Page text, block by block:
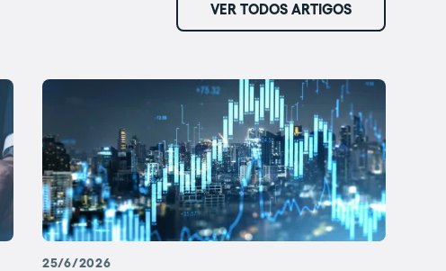
VER TODOS ARTIGOS
25/6/2026